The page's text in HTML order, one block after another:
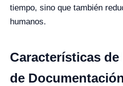
tiempo, sino que también
humanos.
Características
de